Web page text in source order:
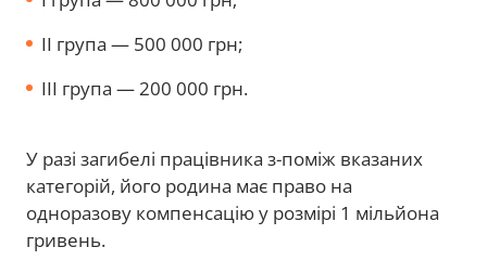
II група — 500 000 грн;
III група — 200 000 грн.
У разі загибелі працівника з-поміж вказаних
категорій, його родина має право на
одноразову компенсацію у розмірі 1 мільйона
гривень.